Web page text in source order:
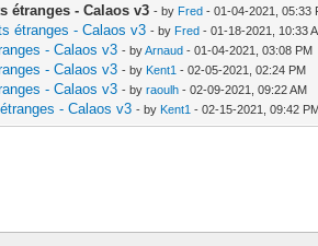
étranges - Calaos v3 - by Fred - 01-04-2021, 05:33
étranges - Calaos v3 - by Fred - 01-18-2021, 10:33
- Calaos v3 - byArnaud - 01-04-2021, 03:08 PM
- Calaos v3 - by Kent1 - 02-05-2021, 02:24 PM
- Calaos v3 - byraoulh - 02-09-2021, 09:22 AM
- Calaos v3 - by Kent1 - 02-15-2021, 09:42